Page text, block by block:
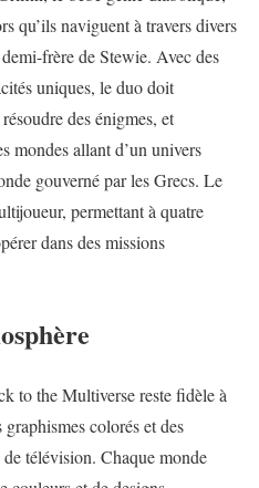
qu’ils naviguent à travers divers
frère de Stewie. Avec des
uniques, le duo doit
des énigmes, et
mondes allant d’un univers
gouverné par les Grecs. Le
permettant à quatre
dans des missions
to the Multiverse reste fidèle à
graphismes colorés et des
télévision. Chaque monde